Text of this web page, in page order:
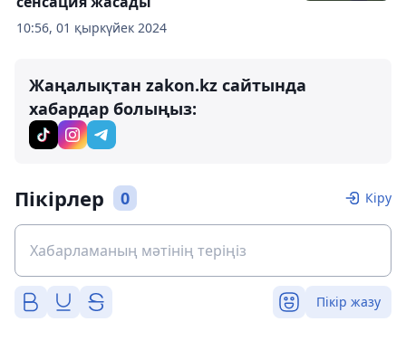
10:56, 01 қыркүйек 2024
Жаңалықтан zakon.kz сайтында
хабардар болыңыз:
Пікірлер 0 Кіру
Пікір жазу